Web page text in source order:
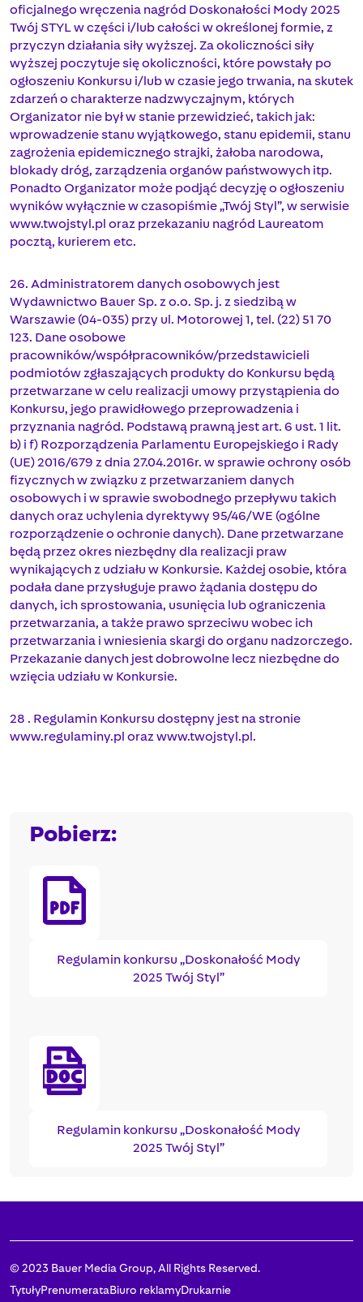
oficjalnego wręczenia nagród Doskonałości Mody 2025
Twój STYL w części i/lub całości w określonej formie, z
przyczyn działania siły wyższej. Za okoliczności siły
wyższej poczytuje się okoliczności, które powstały po
ogłoszeniu Konkursu i/lub w czasie jego trwania, na skutek
zdarzeń o charakterze nadzwyczajnym, których
Organizator nie był w stanie przewidzieć, takich jak:
wprowadzenie stanu wyjątkowego, stanu epidemii, stanu
zagrożenia epidemicznego strajki, żałoba narodowa,
blokady dróg, zarządzenia organów państwowych itp.
Ponadto Organizator może podjąć decyzję o ogłoszeniu
wyników wyłącznie w czasopiśmie „Twój Styl”, w serwisie
www.twojstyl.pl oraz przekazaniu nagród Laureatom
pocztą, kurierem etc.
26. Administratorem danych osobowych jest
Wydawnictwo Bauer Sp. z o.o. Sp. j. z siedzibą w
Warszawie (04-035) przy ul. Motorowej 1, tel. (22) 51 70
123. Dane osobowe
pracowników/współpracowników/przedstawicieli
podmiotów zgłaszających produkty do Konkursu będą
przetwarzane w celu realizacji umowy przystąpienia do
Konkursu, jego prawidłowego przeprowadzenia i
przyznania nagród. Podstawą prawną jest art. 6 ust. 1 lit.
b) i f) Rozporządzenia Parlamentu Europejskiego i Rady
(UE) 2016/679 z dnia 27.04.2016r. w sprawie ochrony osób
fizycznych w związku z przetwarzaniem danych
osobowych i w sprawie swobodnego przepływu takich
danych oraz uchylenia dyrektywy 95/46/WE (ogólne
rozporządzenie o ochronie danych). Dane przetwarzane
będą przez okres niezbędny dla realizacji praw
wynikających z udziału w Konkursie. Każdej osobie, która
podała dane przysługuje prawo żądania dostępu do
danych, ich sprostowania, usunięcia lub ograniczenia
przetwarzania, a także prawo sprzeciwu wobec ich
przetwarzania i wniesienia skargi do organu nadzorczego.
Przekazanie danych jest dobrowolne lecz niezbędne do
wzięcia udziału w Konkursie.
28 . Regulamin Konkursu dostępny jest na stronie
www.regulaminy.pl oraz www.twojstyl.pl.
Pobierz:
Regulamin konkursu „Doskonałość Mody
2025 Twój Styl”
Regulamin konkursu „Doskonałość Mody
2025 Twój Styl”
© 2023 Bauer Media Group, All Rights Reserved.
TytułyPrenumerataBiuro reklamyDrukarnie